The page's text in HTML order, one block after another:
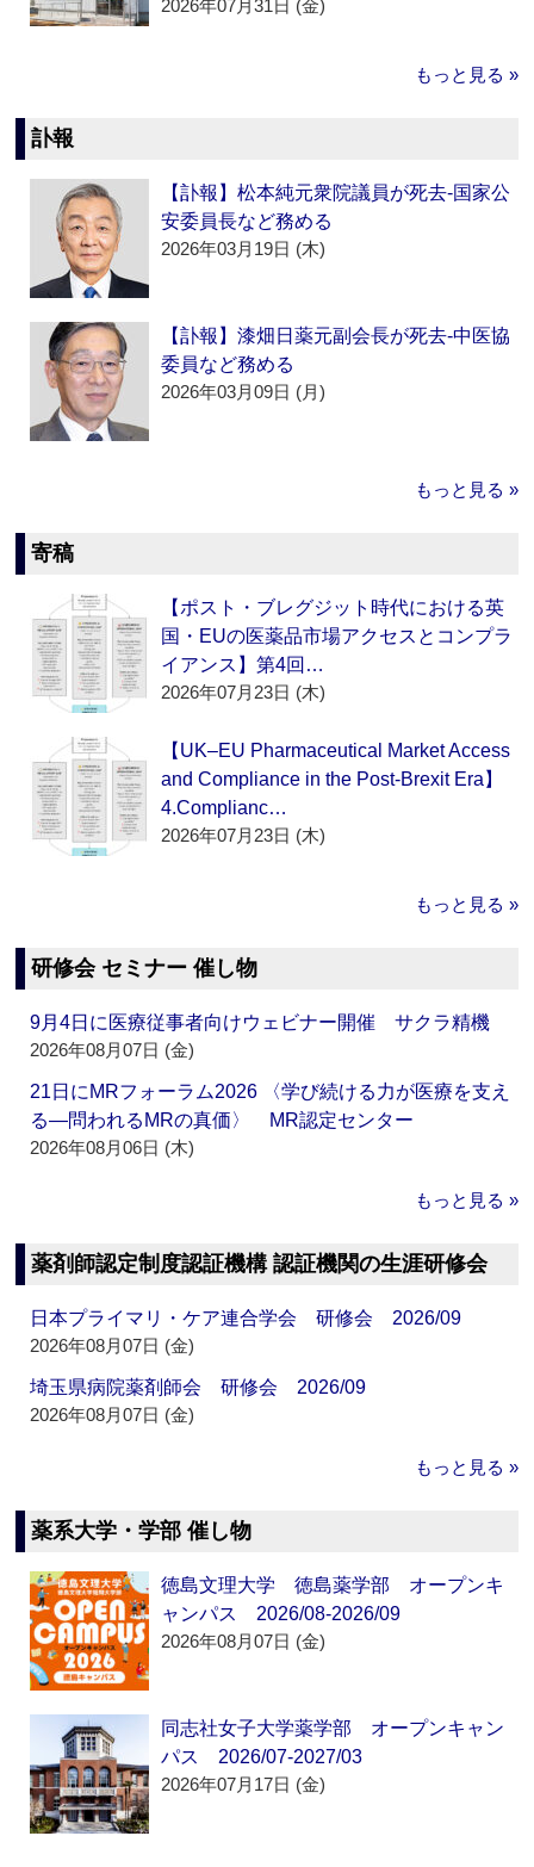
2026年07月31日 (金)
もっと見る »
訃報
【訃報】松本純元衆院議員が死去‐国家公
安委員長など務める
2026年03月19日 (木)
【訃報】漆畑日薬元副会長が死去‐中医協
委員など務める
2026年03月09日 (月)
もっと見る »
寄稿
【ポスト・ブレグジット時代における英
国・EUの医薬品市場アクセスとコンプラ
イアンス】第4回…
2026年07月23日 (木)
【UK–EU Pharmaceutical Market Access
and Compliance in the Post-Brexit Era】
4.Complianc…
2026年07月23日 (木)
もっと見る »
研修会 セミナー 催し物
9月4日に医療従事者向けウェビナー開催 サクラ精機
2026年08月07日 (金)
21日にMRフォーラム2026 〈学び続ける力が医療を支え
る―問われるMRの真価〉 MR認定センター
2026年08月06日 (木)
もっと見る »
薬剤師認定制度認証機構 認証機関の生涯研修会
日本プライマリ・ケア連合学会 研修会 2026/09
2026年08月07日 (金)
埼玉県病院薬剤師会 研修会 2026/09
2026年08月07日 (金)
もっと見る »
薬系大学・学部 催し物
徳島文理大学 徳島薬学部 オープンキ
ャンパス 2026/08-2026/09
2026年08月07日 (金)
同志社女子大学薬学部 オープンキャン
パス 2026/07-2027/03
2026年07月17日 (金)